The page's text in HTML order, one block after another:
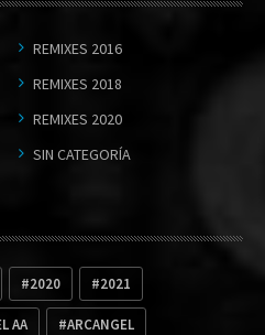
REMIXES 2016
REMIXES 2018
REMIXES 2020
SIN CATEGORÍA
2020 2021
AA ARCANGEL